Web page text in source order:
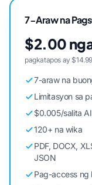
7-Araw na
$2.00
pagkatapos ay
7-araw na
Limitasyon sa
$0.005/salita
120+ na wika
PDF, DOCX,
JSON
Pag-access ng